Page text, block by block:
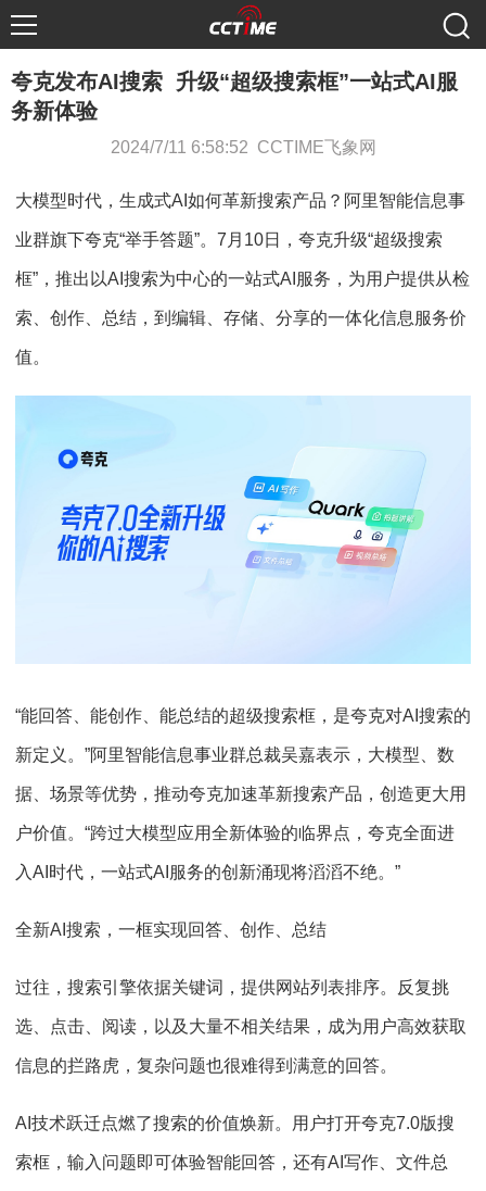
夸克发布AI搜索 升级“超级搜索框”一站式AI服
务新体验
2024/7/11 6:58:52 CCTIME飞象网
大模型时代，生成式AI如何革新搜索产品？阿里智能信息事
业群旗下夸克“举手答题”。7月10日，夸克升级“超级搜索
框”，推出以AI搜索为中心的一站式AI服务，为用户提供从检
索、创作、总结，到编辑、存储、分享的一体化信息服务价
值。
“能回答、能创作、能总结的超级搜索框，是夸克对AI搜索的
新定义。”阿里智能信息事业群总裁吴嘉表示，大模型、数
据、场景等优势，推动夸克加速革新搜索产品，创造更大用
户价值。“跨过大模型应用全新体验的临界点，夸克全面进
入AI时代，一站式AI服务的创新涌现将滔滔不绝。”
全新AI搜索，一框实现回答、创作、总结
过往，搜索引擎依据关键词，提供网站列表排序。反复挑
选、点击、阅读，以及大量不相关结果，成为用户高效获取
信息的拦路虎，复杂问题也很难得到满意的回答。
AI技术跃迁点燃了搜索的价值焕新。用户打开夸克7.0版搜
索框，输入问题即可体验智能回答，还有AI写作、文件总